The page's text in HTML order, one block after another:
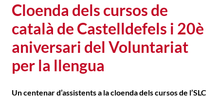
Cloenda dels cursos de
català de Castelldefels i 20è
aniversari del Voluntariat
per la llengua
Un centenar d’assistents a la cloenda dels cursos de l’SLC